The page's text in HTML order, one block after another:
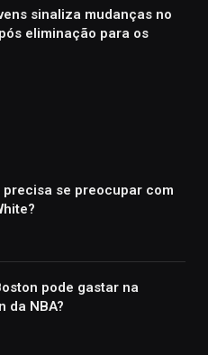
sinaliza mudanças no
eliminação para os
precisa se preocupar com
pode gastar na
da NBA?